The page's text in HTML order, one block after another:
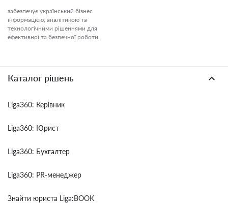
забезпечує український бізнес
інформацією, аналітикою та
технологічними рішеннями для
ефективної та безпечної роботи.
Каталог рішень
Liga360: Керівник
Liga360: Юрист
Liga360: Бухгалтер
Liga360: PR-менеджер
Знайти юриста Liga:BOOK